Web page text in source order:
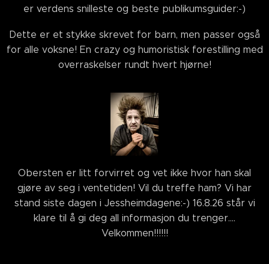
er verdens snilleste og beste publikumsguider:-)
Dette er et stykke skrevet for barn, men passer også
for alle voksne! En crazy og humoristisk forestilling med
overraskelser rundt hvert hjørne!
Obersten er litt forvirret og vet ikke hvor han skal
gjøre av seg i ventetiden! Vil du treffe ham? Vi har
stand siste dagen i Jessheimdagene:-) 16.8.26 står vi
klare til å gi deg all informasjon du trenger....
Velkommen!!!!!!